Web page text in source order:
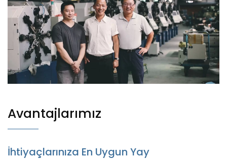
Avantajlarımız
İhtiyaçlarınıza En Uygun Yay